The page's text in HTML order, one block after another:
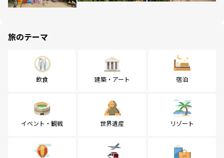
旅のテーマ
飲食 建築・アート 宿泊
イベント・観戦 世界遺産 リゾート